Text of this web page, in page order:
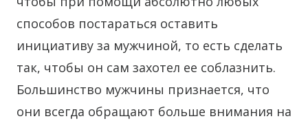
способов постараться оставить
инициативу за мужчиной, то есть сделать
так, чтобы он сам захотел ее соблазнить.
Большинство мужчины признается, что
они всегда обращают больше внимания на